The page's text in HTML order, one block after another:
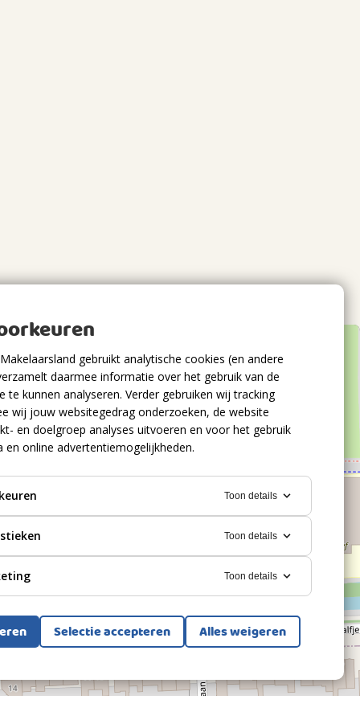
gebruikt analytische cookies (en andere
daarmee informatie over het gebruik van de
te kunnen analyseren. Verder gebruiken wij tracking
wij jouw websitegedrag onderzoeken, de website
en doelgroep analyses uitvoeren en voor het gebruik
en online advertentiemogelijkheden.
Toon details
Toon details
Toon details
Selectie accepteren Alles weigeren